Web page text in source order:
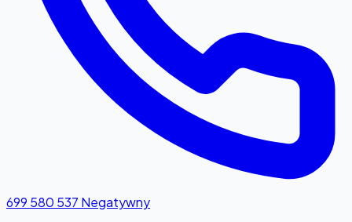
699 580 537 Negatywny